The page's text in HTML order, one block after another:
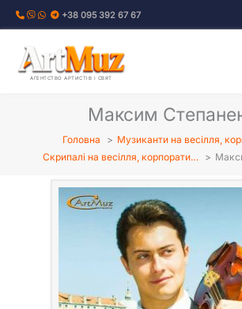
Перейти
+38 095 392 67 67
АГЕНТСТВО АРТИСТІВ І СВЯТ
Максим
Головна
Музиканти на весілля,
Скрипалі на весілля, корпорати…